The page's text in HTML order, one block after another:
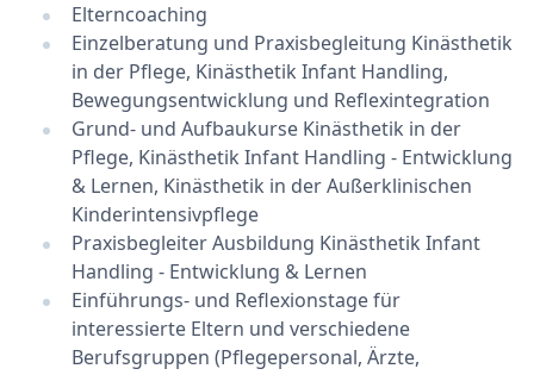
Elterncoaching
Einzelberatung und Praxisbegleitung Kinästhetik
in der Pflege, Kinästhetik Infant Handling,
Bewegungsentwicklung und Reflexintegration
Grund- und Aufbaukurse Kinästhetik in der
Pflege, Kinästhetik Infant Handling - Entwicklung
& Lernen, Kinästhetik in der Außerklinischen
Kinderintensivpflege
Praxisbegleiter Ausbildung Kinästhetik Infant
Handling - Entwicklung & Lernen
Einführungs- und Reflexionstage für
interessierte Eltern und verschiedene
Berufsgruppen (Pflegepersonal, Ärzte,